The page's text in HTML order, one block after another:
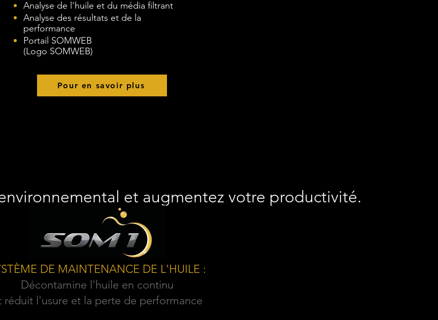
Analyse de l'huile et du média filtrant
Analyse des résultats et de la
performance
Portail SOMWEB
(Logo SOMWEB)
Pour en savoir plus
et augmentez votre productivité.
DE MAINTENANCE DE L'HUILE :
Décontamine l'huile en continu
réduit l'usure et la perte de performance